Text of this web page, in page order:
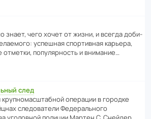
знает, чего хочет от жизни, и всегда доби­
успе­шная спор­ти­вная карьера,
отметки, попу­ля­р­ность и внимание…
след
операции в городке
следо­ва­тели Феде­раль­ного